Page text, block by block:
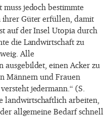
muss jedoch bestimmte
Güter erfüllen, damit
auf der Insel Utopia durch
die Landwirtschaft zu
Alle
einen Acker zu
Männern und Frauen
jedermann.“ (S.
landwirtschaftlich arbeiten,
allgemeine Bedarf schnell